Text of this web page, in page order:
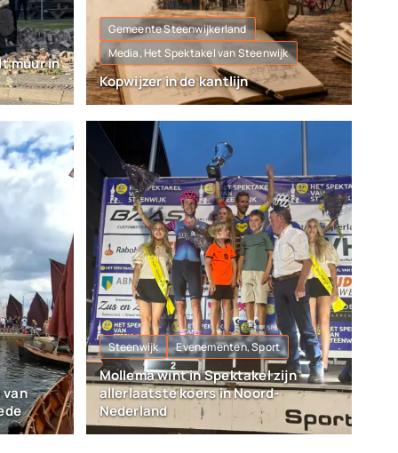
muur in
Gemeente Steenwijkerland
Media, Het Spektakel van Steenwijk
Kopwijzer in de kantlijn
van
Steenwijk Evenementen, Sport
Mollema wint in Spektakel zijn
allerlaatste koers in Noord-
Nederland